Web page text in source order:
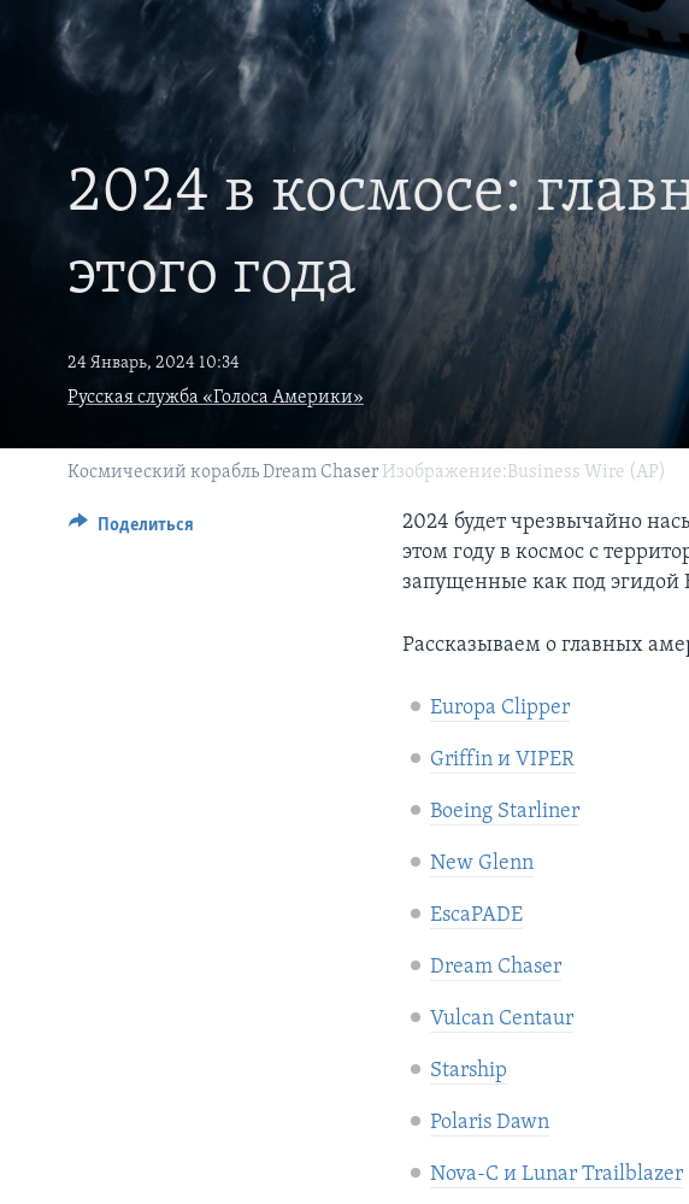
2024 в космосе:
этого года
24 Январь, 2024 10:34
Русская служба «Голоса Америки»
Космический корабль Dream ChaserИзображение:Business Wire (AP)
Поделиться
2024 будет чрезвычайно
этом году в космос с
запущенные как под
Рассказываем о главных
Europa Clipper
Griffin и VIPER
Boeing Starliner
New Glenn
EscaPADE
Dream Chaser
Vulcan Centaur
Starship
Polaris Dawn
Nova-C и Lunar Trailblazer